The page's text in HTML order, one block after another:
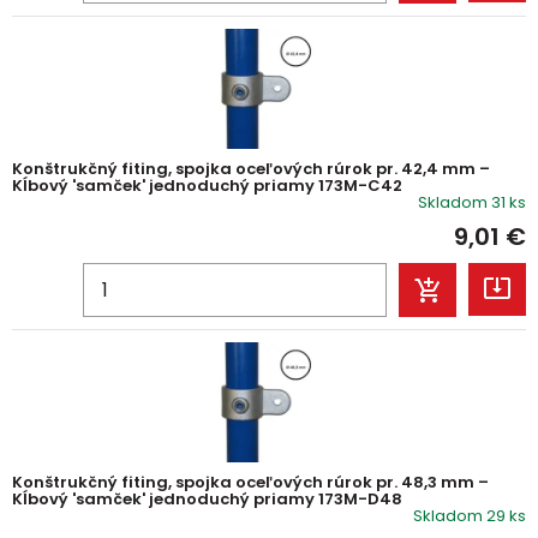
Konštrukčný fiting, spojka oceľových rúrok pr. 42,4 mm –
Kĺbový 'samček' jednoduchý priamy 173M-C42
Skladom 31 ks
9,01 €
Konštrukčný fiting, spojka oceľových rúrok pr. 48,3 mm –
Kĺbový 'samček' jednoduchý priamy 173M-D48
Skladom 29 ks